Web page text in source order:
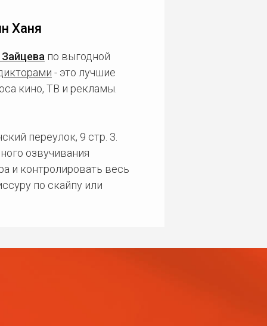
Ханя
по выгодной
- это лучшие
кино, ТВ и рекламы.
переулок, 9 стр. 3.
озвучивания
и контролировать весь
по скайпу или